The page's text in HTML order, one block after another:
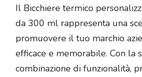
Il Bicchiere termico
da 300 ml rappresenta una
promuovere il tuo marchio
efficace e memorabile. Con la
combinazione di funzionalità,